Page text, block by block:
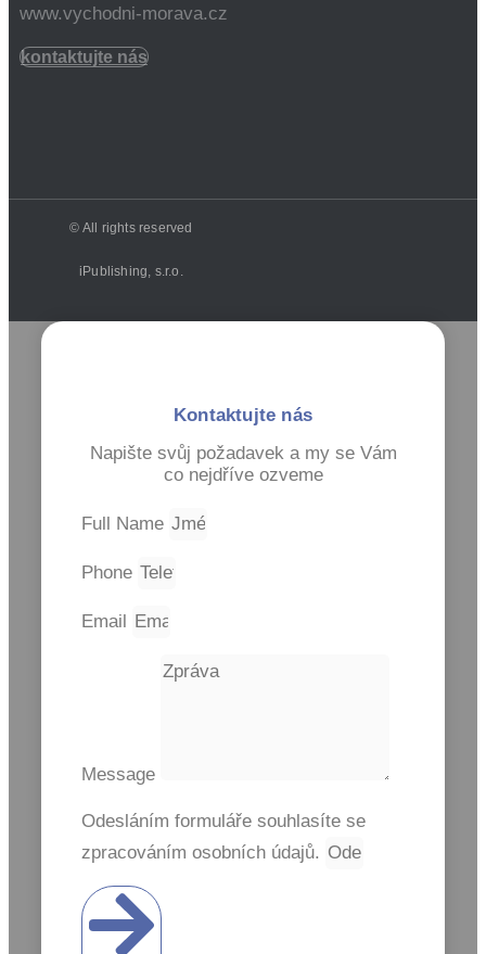
www.vychodni-morava.cz
kontaktujte nás
© All rights reserved
iPublishing, s.r.o.
Kontaktujte nás
Napište svůj požadavek a my se Vám
co nejdříve ozveme
Full Name
Phone
Email
Message
Odesláním formuláře souhlasíte se
zpracováním osobních údajů.